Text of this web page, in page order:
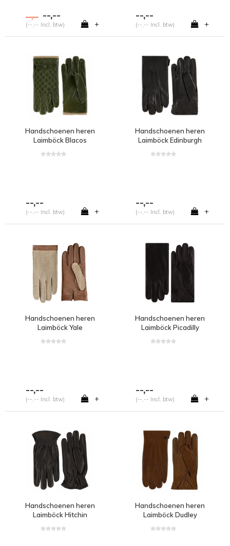
--,-- --,--
(--,-- Incl. btw) +
--,--
(--,-- Incl. btw) +
Handschoenen heren
Laimböck Blacos
--,--
(--,-- Incl. btw) +
Handschoenen heren
Laimböck Edinburgh
--,--
(--,-- Incl. btw) +
Handschoenen heren
Laimböck Yale
--,--
(--,-- Incl. btw) +
Handschoenen heren
Laimböck Picadilly
--,--
(--,-- Incl. btw) +
Handschoenen heren
Laimböck Hitchin
Handschoenen heren
Laimböck Dudley